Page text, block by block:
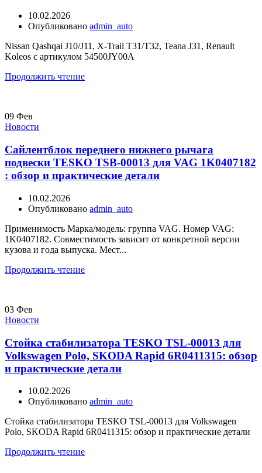
10.02.2026
Опубликовано admin_auto
Nissan Qashqai J10/J11, X-Trail T31/T32, Teana J31, Renault
Koleos с артикулом 54500JY00A
Продолжить чтение
09 Фев
Новости
Сайлентблок переднего нижнего рычага
подвески TESKO TSB-00013 для VAG 1K0407182
: обзор и практические детали
10.02.2026
Опубликовано admin_auto
Применимость Марка/модель: группа VAG. Номер VAG:
1K0407182. Совместимость зависит от конкретной версии
кузова и года выпуска. Мест...
Продолжить чтение
03 Фев
Новости
Стойка стабилизатора TESKO TSL-00013 для
Volkswagen Polo, SKODA Rapid 6R0411315: обзор
и практические детали
10.02.2026
Опубликовано admin_auto
Стойка стабилизатора TESKO TSL-00013 для Volkswagen
Polo, SKODA Rapid 6R0411315: обзор и практические детали
Продолжить чтение